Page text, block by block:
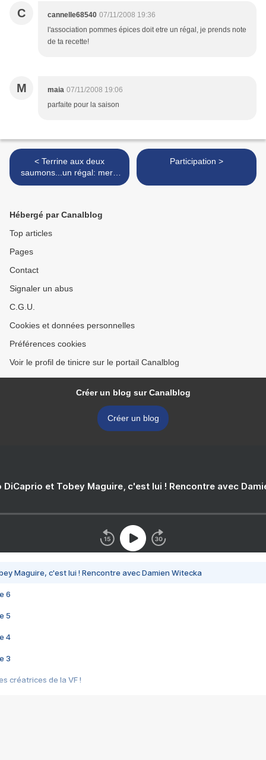
C cannelle68540 07/11/2008 19:36
l'association pommes épices doit etre un régal, je prends note
de ta recette!
M maia 07/11/2008 19:06
parfaite pour la saison
< Terrine aux deux
saumons...un régal: merci
Chantal
Participation >
Hébergé par Canalblog
Top articles
Pages
Contact
Signaler un abus
C.G.U.
Cookies et données personnelles
Préférences cookies
Voir le profil de tinicre sur le portail Canalblog
Créer un blog sur Canalblog
Créer un blog
DiCaprio et Tobey Maguire, c'est lui ! Rencontre avec
Maguire, c'est lui ! Rencontre avec Damien Witecka
6
5
4
3
créatrices de la VF !